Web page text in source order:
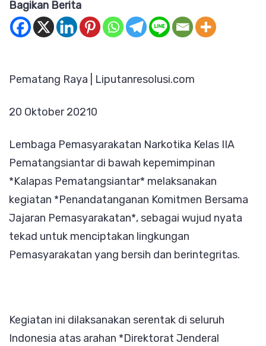
Bagikan Berita
Pematang Raya | Liputanresolusi.com
20 Oktober 20210
Lembaga Pemasyarakatan Narkotika Kelas IIA
Pematangsiantar di bawah kepemimpinan
*Kalapas Pematangsiantar* melaksanakan
kegiatan *Penandatanganan Komitmen Bersama
Jajaran Pemasyarakatan*, sebagai wujud nyata
tekad untuk menciptakan lingkungan
Pemasyarakatan yang bersih dan berintegritas.
Kegiatan ini dilaksanakan serentak di seluruh
Indonesia atas arahan *Direktorat Jenderal